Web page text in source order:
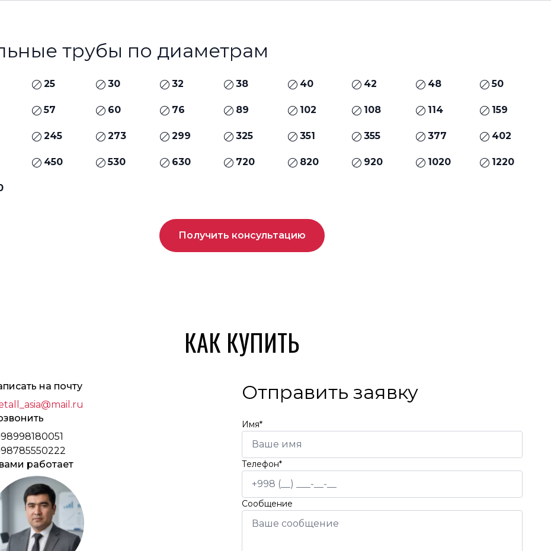
трубы по диаметрам
25 30 32 38 40 42 48 50
57 60 76 89 102 108 114 159
245 273 299 325 351 355 377 402
450 530 630 720 820 920 1020 1220
Получить консультацию
КАК КУПИТЬ
на почту
работает
Отправить заявку
Имя*
Телефон*
Сообщение